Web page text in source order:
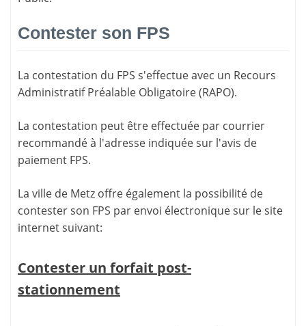
Contester son FPS
La contestation du FPS s'effectue avec un Recours
Administratif Préalable Obligatoire (RAPO).
La contestation peut être effectuée par courrier
recommandé à l'adresse indiquée sur l'avis de
paiement FPS.
La ville de Metz offre également la possibilité de
contester son FPS par envoi électronique sur le site
internet suivant:
Contester un forfait post-
stationnement